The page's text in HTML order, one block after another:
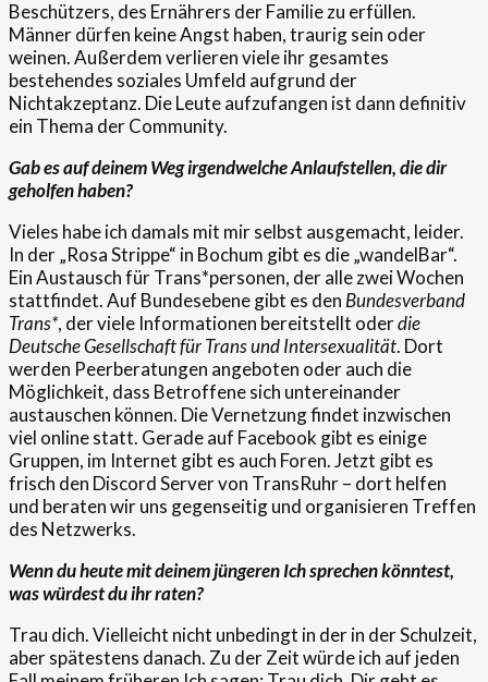
Beschützers, des Ernährers der Familie zu erfüllen.
Männer dürfen keine Angst haben, traurig sein oder
weinen. Außerdem verlieren viele ihr gesamtes
bestehendes soziales Umfeld aufgrund der
Nichtakzeptanz. Die Leute aufzufangen ist dann definitiv
ein Thema der Community.
Gab es auf deinem Weg irgendwelche Anlaufstellen, die dir
geholfen haben?
Vieles habe ich damals mit mir selbst ausgemacht, leider.
In der „Rosa Strippe“ in Bochum gibt es die „wandelBar“.
Ein Austausch für Trans*personen, der alle zwei Wochen
stattfindet. Auf Bundesebene gibt es den Bundesverband
Trans*, der viele Informationen bereitstellt oderdie
Deutsche Gesellschaft für Trans und Intersexualität. Dort
werden Peerberatungen angeboten oder auch die
Möglichkeit, dass Betroffene sich untereinander
austauschen können. Die Vernetzung findet inzwischen
viel online statt. Gerade auf Facebook gibt es einige
Gruppen, im Internet gibt es auch Foren. Jetzt gibt es
frisch den Discord Server von TransRuhr – dort helfen
und beraten wir uns gegenseitig und organisieren Treffen
des Netzwerks.
Wenn du heute mit deinem jüngeren Ich sprechen könntest,
was würdest du ihr raten?
Trau dich. Vielleicht nicht unbedingt in der in der Schulzeit,
aber spätestens danach. Zu der Zeit würde ich auf jeden